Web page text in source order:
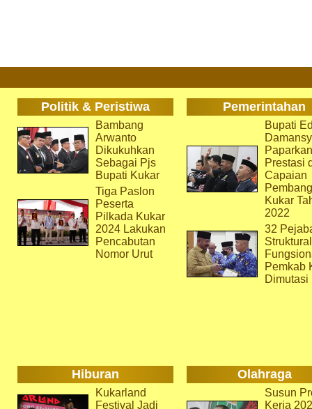
Politik & Peristiwa Pemerintahan
Bambang
Arwanto
Dikukuhkan
Sebagai Pjs
Bupati Kukar
Tiga Paslon
Peserta
Pilkada Kukar
2024 Lakukan
Pencabutan
Nomor Urut
Bupati
Paparkan
Prestasi
Capaian
Kukar
2022
32
Pemkab
Dimutasi
Hiburan Olahraga
Kukarland
Festival Jadi
Susun
Kerja